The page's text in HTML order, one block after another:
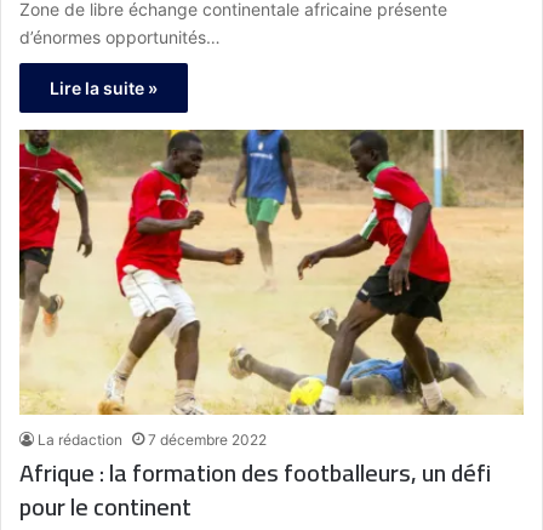
Zone de libre échange continentale africaine présente
d’énormes opportunités…
Lire la suite »
La rédaction 7 décembre 2022
Afrique : la formation des footballeurs, un défi
pour le continent